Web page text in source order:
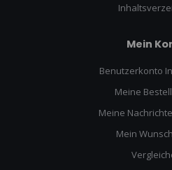
Mein
Benutzerkonto
Meine
Meine
Mein